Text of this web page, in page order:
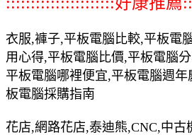
衣服,褲子,平板電腦比較,平板電
用心得,平板電腦比價,平板電腦
平板電腦哪裡便宜,平板電腦週
板電腦採購指南
花店,網路花店,泰迪熊,CNC,中